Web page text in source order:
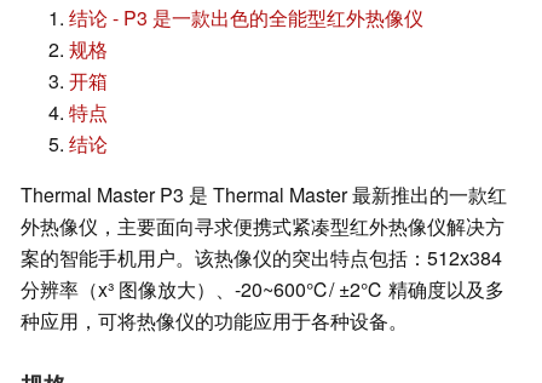
结论 - P3 是一款出色的全能型红外热像仪
规格
开箱
特点
结论
Thermal Master P3 是 Thermal Master 最新推出的一款红
外热像仪，主要面向寻求便携式紧凑型红外热像仪解决方
案的智能手机用户。该热像仪的突出特点包括：512x384
分辨率（x³ 图像放大）、-20~600℃/ ±2℃ 精确度以及多
种应用，可将热像仪的功能应用于各种设备。